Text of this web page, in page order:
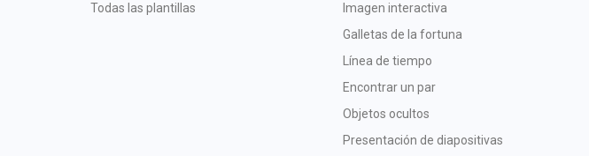
Todas las plantillas
Imagen interactiva
Galletas de la fortuna
Línea de tiempo
Encontrar un par
Objetos ocultos
Presentación de diapositivas